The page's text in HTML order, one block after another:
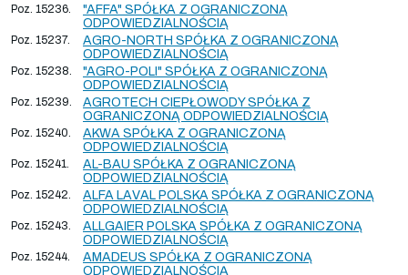
Poz. 15236.
"AFFA" SPÓŁKA Z OGRANICZONĄ
ODPOWIEDZIALNOŚCIĄ
Poz. 15237.
AGRO-NORTH SPÓŁKA Z OGRANICZONĄ
ODPOWIEDZIALNOŚCIĄ
Poz. 15238.
"AGRO-POLI" SPÓŁKA Z OGRANICZONĄ
ODPOWIEDZIALNOŚCIĄ
Poz. 15239.
AGROTECH CIEPŁOWODY SPÓŁKA Z
OGRANICZONĄ ODPOWIEDZIALNOŚCIĄ
Poz. 15240.
AKWA SPÓŁKA Z OGRANICZONĄ
ODPOWIEDZIALNOŚCIĄ
Poz. 15241.
AL-BAU SPÓŁKA Z OGRANICZONĄ
ODPOWIEDZIALNOŚCIĄ
Poz. 15242.
ALFA LAVAL POLSKA SPÓŁKA Z OGRANICZONĄ
ODPOWIEDZIALNOŚCIĄ
Poz. 15243.
ALLGAIER POLSKA SPÓŁKA Z OGRANICZONĄ
ODPOWIEDZIALNOŚCIĄ
Poz. 15244.
AMADEUS SPÓŁKA Z OGRANICZONĄ
ODPOWIEDZIALNOŚCIĄ